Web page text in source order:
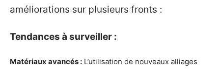
améliorations sur plusieurs fronts :
Tendances à surveiller :
Matériaux avancés : L’utilisation de nouveaux alliages